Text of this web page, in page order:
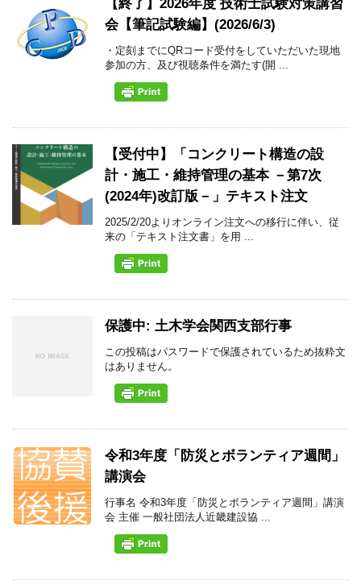
【終了】2026年度 技術士試験対策講習
会【筆記試験編】(2026/6/3)
・定刻までにQRコード受付をしていただいた現地
参加の方、及び視聴条件を満たす(開 ...
【受付中】「コンクリート構造の設
計・施工・維持管理の基本 －第7次
(2024年)改訂版－」テキスト注文
2025/2/20よりオンライン注文への移行に伴い、従
来の「テキスト注文書」を用 ...
保護中: 土木学会関西支部行事
この投稿はパスワードで保護されているため抜粋文
はありません。
令和3年度「防災とボランティア週間」
講演会
行事名 令和3年度「防災とボランティア週間」講演
会 主催 一般社団法人近畿建設協 ...